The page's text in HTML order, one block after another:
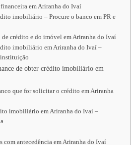
em Ariranha do Ivaí
imobiliário – Procure o banco em PR e
de crédito e do imóvel em Ariranha do Ivaí
imobiliário em Ariranha do Ivaí –
instituição
de obter crédito imobiliário em
que for solicitar o crédito em Ariranha
imobiliário em Ariranha do Ivaí –
com antecedência em Ariranha do Ivaí